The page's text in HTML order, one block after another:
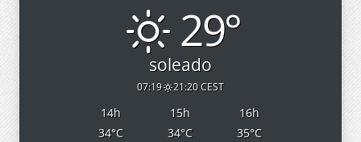
29°
soleado
07:19 21:20 CEST
14h 15h 16h
34°C 34°C 35°C